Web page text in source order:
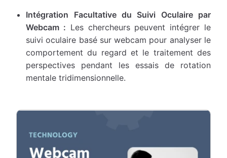
Intégration Facultative du Suivi Oculaire par
Webcam : Les chercheurs peuvent intégrer le
suivi oculaire basé sur webcam pour analyser le
comportement du regard et le traitement des
perspectives pendant les essais de rotation
mentale tridimensionnelle.